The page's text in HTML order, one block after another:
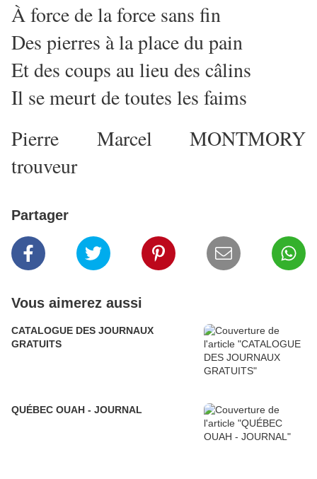
À force de la force sans fin
Des pierres à la place du pain
Et des coups au lieu des câlins
Il se meurt de toutes les faims
Pierre Marcel MONTMORY
trouveur
Partager
Vous aimerez aussi
CATALOGUE DES JOURNAUX
GRATUITS
QUÉBEC OUAH - JOURNAL